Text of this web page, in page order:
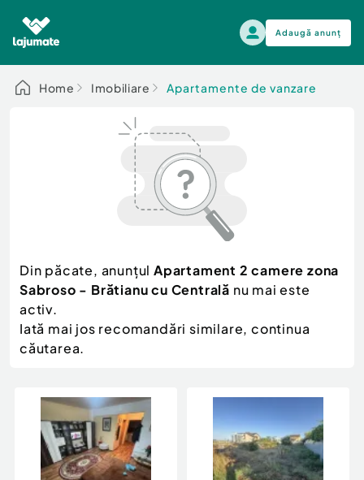
Adaugă anunț
Alege categoria
Auto, moto si ambarcatiuni
Electronice si electrocasnice
Mama si copilul
Moda si frumusete
Sport, timp liber, arta
Agro si Industrie
Animale de companie
Afaceri și echipamente profesionale
Inchiriere Bunuri si Vehicule
Auto, moto si ambarcatiuni
Scutere - ATV - UTV
Autoutilitare
Ambarcatiuni
Camioane - Rulote - Remorci
Motociclete
Piese auto si accesorii
Dacia Duster
Home Imobiliare Apartamente de vanzare
Din păcate, anunțul Apartament 2 camere zona
Sabroso - Brătianu cu Centrală nu mai este
activ.
Iată mai jos recomandări similare, continua
căutarea.